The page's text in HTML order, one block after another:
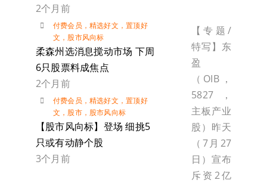
2个月前
付费会员 ， 精选好文 ，置顶好
文 ， 股市风向标
柔森州选消息搅动市场 下周
6只股票料成焦点
2个月前
付费会员 ， 精选好文 ，置顶好
文 ， 股市， 股市风向标
【股市风向标】登场 细挑5
只或有动静个股
3个月前
【专题/
特写】东
盈
（OIB，
5827，
主板产业
股）昨天
（7月27
日）宣布
斥资2亿